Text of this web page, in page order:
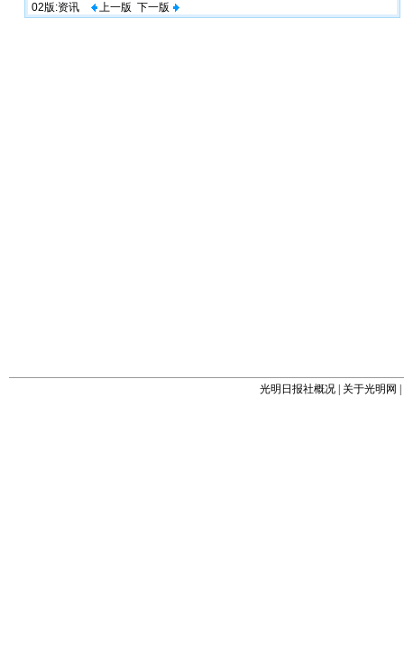
02版:资讯 上一版 下一版
光明日报社概况 关于光明网